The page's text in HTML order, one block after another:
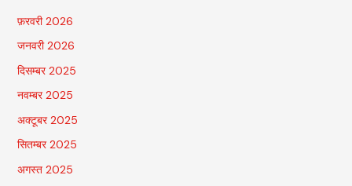
फ़रवरी 2026
जनवरी 2026
दिसम्बर 2025
नवम्बर 2025
अक्टूबर 2025
सितम्बर 2025
अगस्त 2025